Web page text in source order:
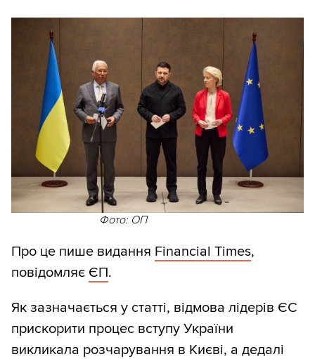
Фото: ОП
Про це пише видання Financial Times,
повідомляє ЄП.
Як зазначається у статті, відмова лідерів ЄС
прискорити процес вступу України
викликала розчарування в Києві, а дедалі